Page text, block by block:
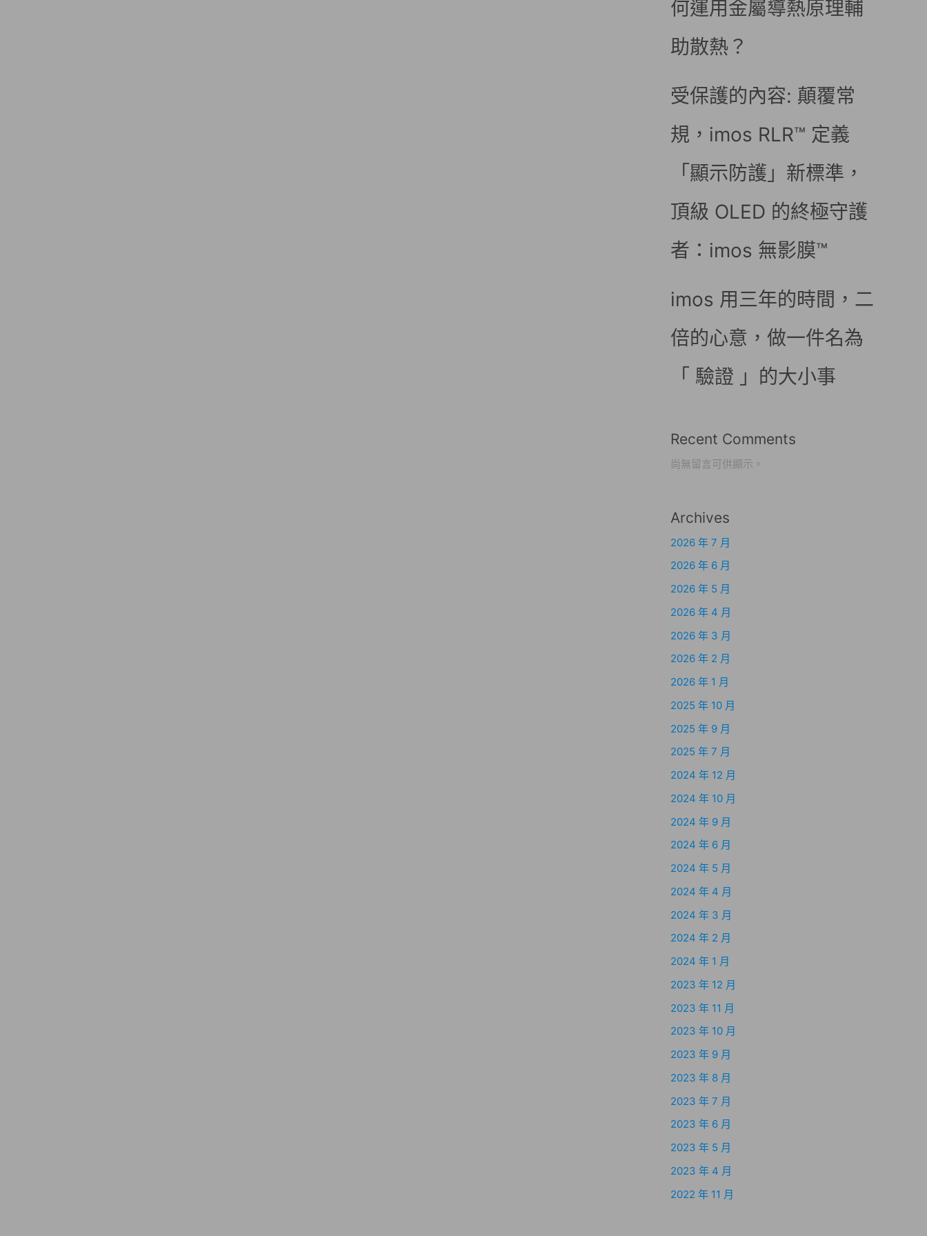
何運用金屬導熱原理輔
助散熱？
受保護的內容: 顛覆常
規，imos RLR™ 定義
「顯示防護」新標準，
頂級 OLED 的終極守護
者：imos 無影膜™
imos 用三年的時間，二
倍的心意，做一件名為
「 驗證 」的大小事
Recent Comments
尚無留言可供顯示。
Archives
2026 年 7 月
2026 年 6 月
2026 年 5 月
2026 年 4 月
2026 年 3 月
2026 年 2 月
2026 年 1 月
2025 年 10 月
2025 年 9 月
2025 年 7 月
2024 年 12 月
2024 年 10 月
2024 年 9 月
2024 年 6 月
2024 年 5 月
2024 年 4 月
2024 年 3 月
2024 年 2 月
2024 年 1 月
2023 年 12 月
2023 年 11 月
2023 年 10 月
2023 年 9 月
2023 年 8 月
2023 年 7 月
2023 年 6 月
2023 年 5 月
2023 年 4 月
2022 年 11 月